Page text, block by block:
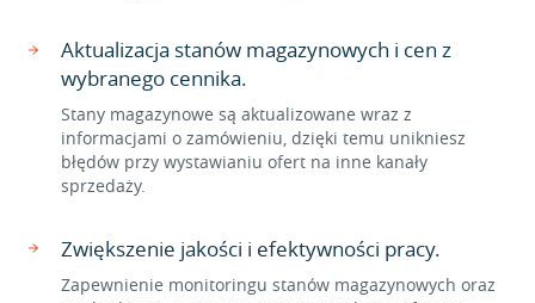
Aktualizacja stanów magazynowych i cen z
wybranego cennika.
Stany magazynowe są aktualizowane wraz z
informacjami o zamówieniu, dzięki temu unikniesz
błędów przy wystawianiu ofert na inne kanały
sprzedaży.
Zwiększenie jakości i efektywności pracy.
Zapewnienie monitoringu stanów magazynowych oraz